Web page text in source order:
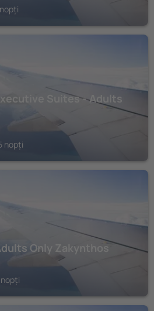
Suites - Adults
nopți
Only Zakynthos